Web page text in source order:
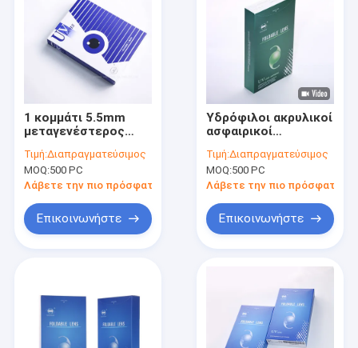
Περίπου εμείς
1 κομμάτι 5.5mm
μεταγενέστερος
φακός 0
τοποθετώντας
τρύπα PCIOL
Τιμή:Διαπραγματεύσιμος
MOQ:500 PC
Λάβετε την πιο πρόσφατη τιμή
Επικοινωνήστε
Υδρόφιλοι ακρυλικοί
ασφαιρικοί
6.0mm πτυσσόμενος
φακός PC IOL
Τιμή:Διαπραγματεύσιμος
MOQ:500 PC
Λάβετε την πιο πρόσφατη
Επικοινωνήστε